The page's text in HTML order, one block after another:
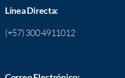
Línea Directa:
(+57) 300 4911012